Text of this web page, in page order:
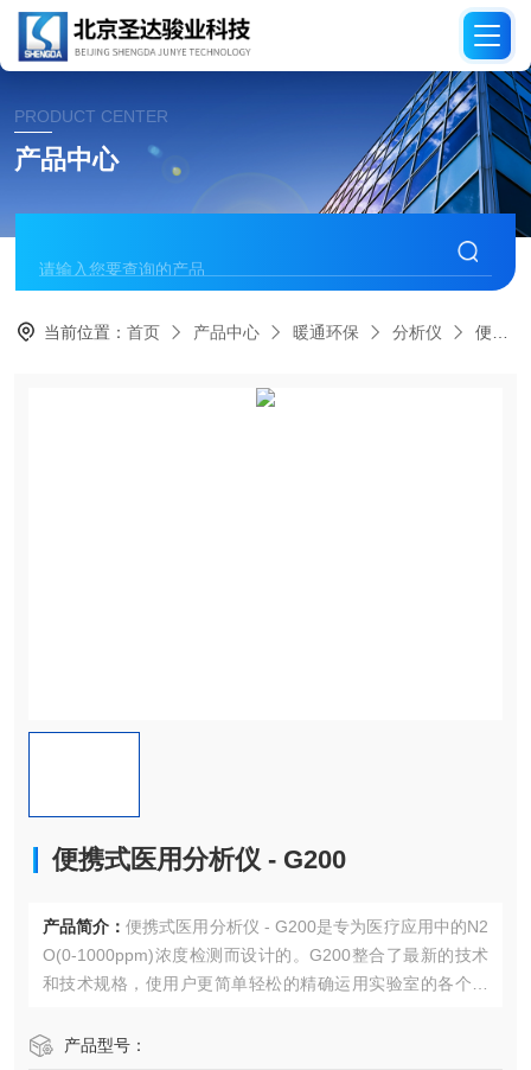
PRODUCT CENTER
产品中心
当前位置：首页 产品中心 暖通环保 分析仪 便携式医用分析仪 - G200
便携式医用分析仪 - G200
产品简介： 便携式医用分析仪 - G200是专为医疗应用中的N2
O(0-1000ppm)浓度检测而设计的。G200整合了最新的技术
和技术规格，使用户更简单轻松的精确运用实验室的各个组
产品型号：